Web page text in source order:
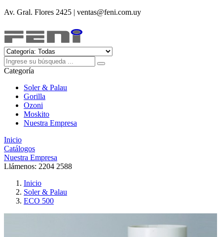
Av. Gral. Flores 2425 | ventas@feni.com.uy
Categoría
Soler & Palau
Gorilla
Ozoni
Moskito
Nuestra Empresa
Inicio
Catálogos
Nuestra Empresa
Llámenos: 2204 2588
Inicio
Soler & Palau
ECO 500